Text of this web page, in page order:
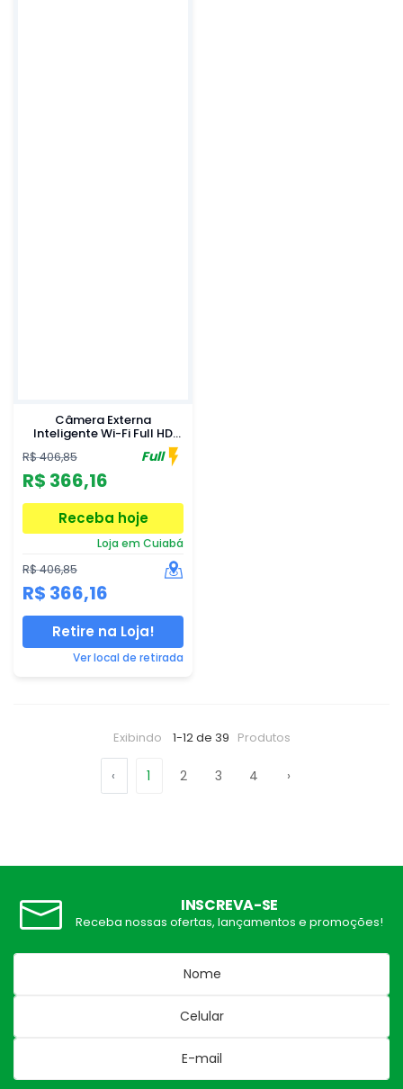
Câmera Externa
Inteligente Wi-Fi Full HD
Intelbras iM5 SC Black
R$ 406,85 Full
R$ 366,16
Receba hoje
Loja em Cuiabá
R$ 406,85
R$ 366,16
Retire na Loja!
Ver local de retirada
Exibindo 1-12 de 39 Produtos
‹ 1 2 3 4 ›
INSCREVA-SE
Receba nossas ofertas, lançamentos e promoções!